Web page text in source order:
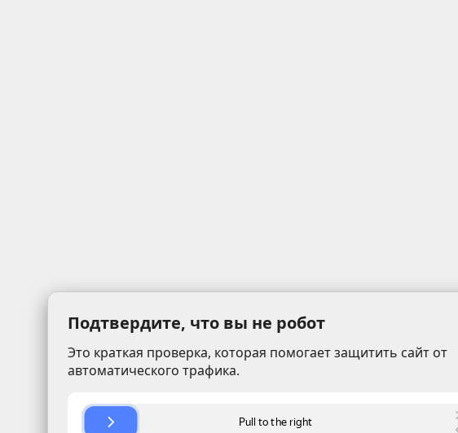
Подтвердите, что вы не робот
Это краткая проверка, которая помогает защитить сайт от
автоматического трафика.